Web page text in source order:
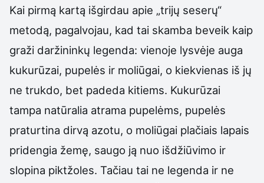
Kai pirmą kartą išgirdau apie „trijų seserų“
metodą, pagalvojau, kad tai skamba beveik kaip
graži daržininkų legenda: vienoje lysvėje auga
kukurūzai, pupelės ir moliūgai, o kiekvienas iš jų
ne trukdo, bet padeda kitiems. Kukurūzai
tampa natūralia atrama pupelėms, pupelės
praturtina dirvą azotu, o moliūgai plačiais lapais
pridengia žemę, saugo ją nuo išdžiūvimo ir
slopina piktžoles. Tačiau tai ne legenda ir ne